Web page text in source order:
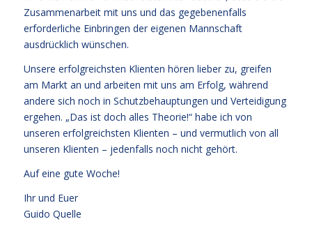
Zusammenarbeit mit uns und das gegebenenfalls
erforderliche Einbringen der eigenen Mannschaft
ausdrücklich wünschen.
Unsere erfolgreichsten Klienten hören lieber zu, greifen
am Markt an und arbeiten mit uns am Erfolg, während
andere sich noch in Schutzbehauptungen und Verteidigung
ergehen. „Das ist doch alles Theorie!“ habe ich von
unseren erfolgreichsten Klienten – und vermutlich von all
unseren Klienten – jedenfalls noch nicht gehört.
Auf eine gute Woche!
Ihr und Euer
Guido Quelle